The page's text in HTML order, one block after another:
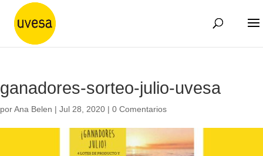
ganadores-sorteo-julio-uvesa
porAna Belen | Jul 28, 2020 | 0 Comentarios